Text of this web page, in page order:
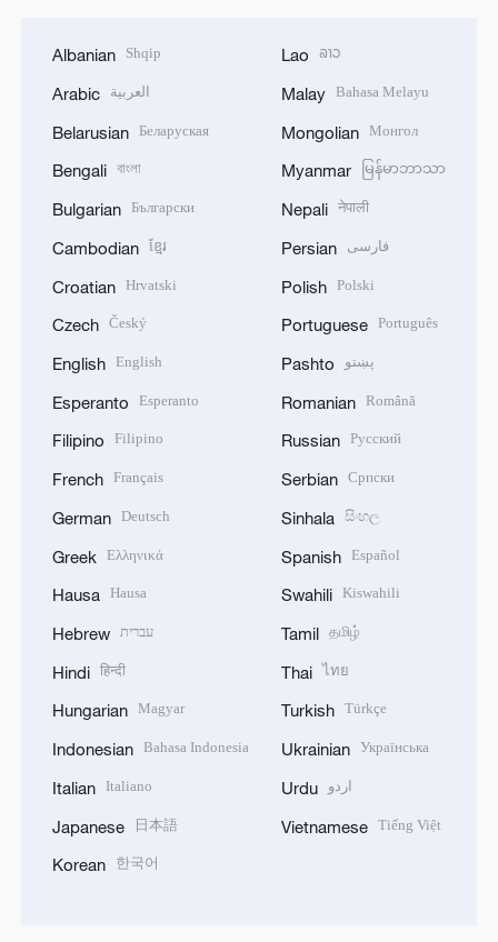
Albanian Shqip
Arabic العربية
Belarusian Беларуская
Bengali বাংলা
Bulgarian Български
Cambodian ខ្មែរ
Croatian Hrvatski
Czech Český
English English
Esperanto Esperanto
Filipino Filipino
French Français
German Deutsch
Greek Ελληνικά
Hausa Hausa
Hebrew עברית
Hindi हिन्दी
Hungarian Magyar
Indonesian Bahasa Indonesia
Italian Italiano
Japanese 日本語
Korean 한국어
Lao ລາວ
Malay Bahasa Melayu
Mongolian Монгол
Myanmar မြန်မာဘာသာ
Nepali नेपाली
Persian فارسی
Polish Polski
Portuguese Português
Pashto پښتو
Romanian Română
Russian Русский
Serbian Српски
Sinhala සිංහල
Spanish Español
Swahili Kiswahili
Tamil தமிழ்
Thai ไทย
Turkish Türkçe
Ukrainian Українська
Urdu اردو
Vietnamese Tiếng Việt